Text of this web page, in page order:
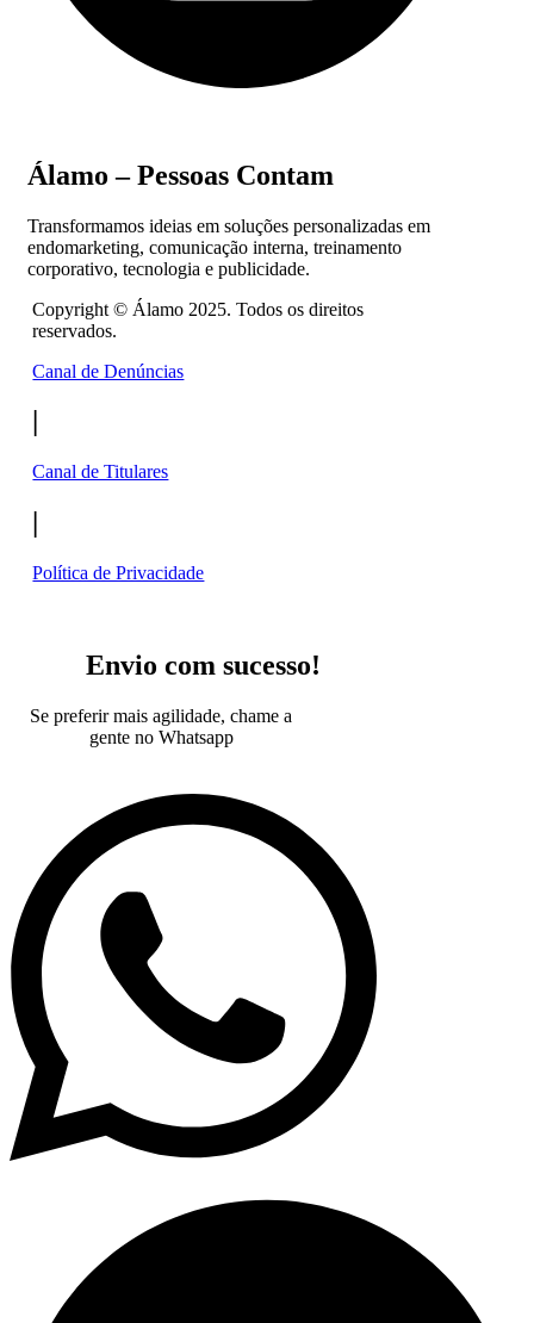
Álamo – Pessoas Contam
Transformamos ideias em soluções personalizadas em
endomarketing, comunicação interna, treinamento
corporativo, tecnologia e publicidade.
Copyright © Álamo 2025. Todos os direitos
reservados.
Canal de Denúncias
Canal de Titulares
Política de Privacidade
Envio com sucesso!
Se preferir mais agilidade, chame a
gente no Whatsapp